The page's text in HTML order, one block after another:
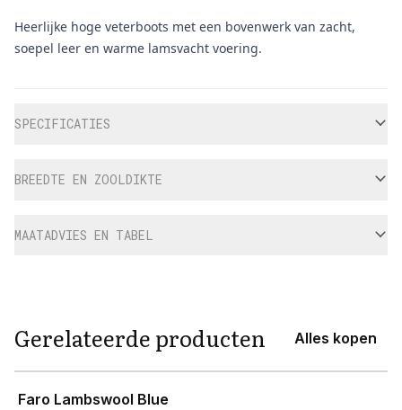
Heerlijke hoge veterboots met een bovenwerk van zacht,
soepel leer en warme lamsvacht voering.
SPECIFICATIES
BREEDTE EN ZOOLDIKTE
MAATADVIES EN TABEL
Gerelateerde producten Alles kopen
Faro Lambswool Blue